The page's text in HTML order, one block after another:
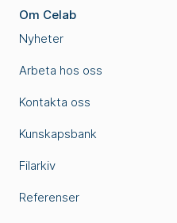
Om Celab
Nyheter
Arbeta hos oss
Kontakta oss
Kunskapsbank
Filarkiv
Referenser